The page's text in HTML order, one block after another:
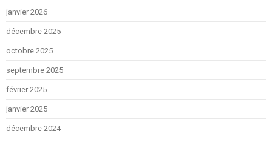
janvier 2026
décembre 2025
octobre 2025
septembre 2025
février 2025
janvier 2025
décembre 2024